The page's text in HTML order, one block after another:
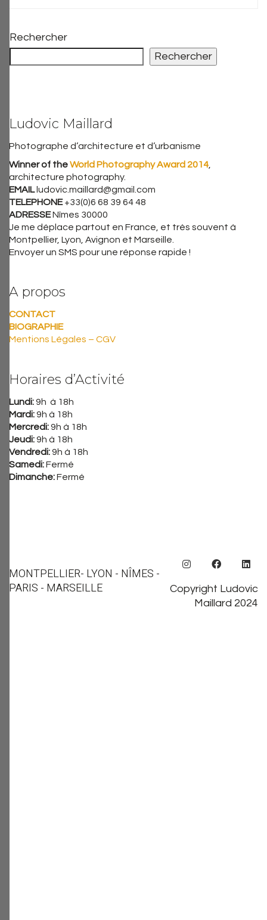
Rechercher
Rechercher
Ludovic Maillard
Photographe d’architecture et d’urbanisme
Winner of theWorld Photography Award 2014
architecture photography.
EMAIL ludovic.maillard@gmail.com
TELEPHONE+33(0)6 68 39 64 48
ADRESSENîmes 30000
Je me déplace partout en France, et très souvent à
Montpellier, Lyon, Avignon et Marseille.
Envoyer un SMS pour une réponse rapide !
A propos
CONTACT
BIOGRAPHIE
Mentions Légales – CGV
Horaires d’Activité
Lundi:9h à 18h
Mardi:9h à 18h
Mercredi:9h à 18h
Jeudi:9h à 18h
Vendredi:9h à 18h
Samedi:Fermé
Dimanche:Fermé
Copyright Ludovic
Maillard 2024
MONTPELLIER- LYON - NÎMES -
PARIS - MARSEILLE